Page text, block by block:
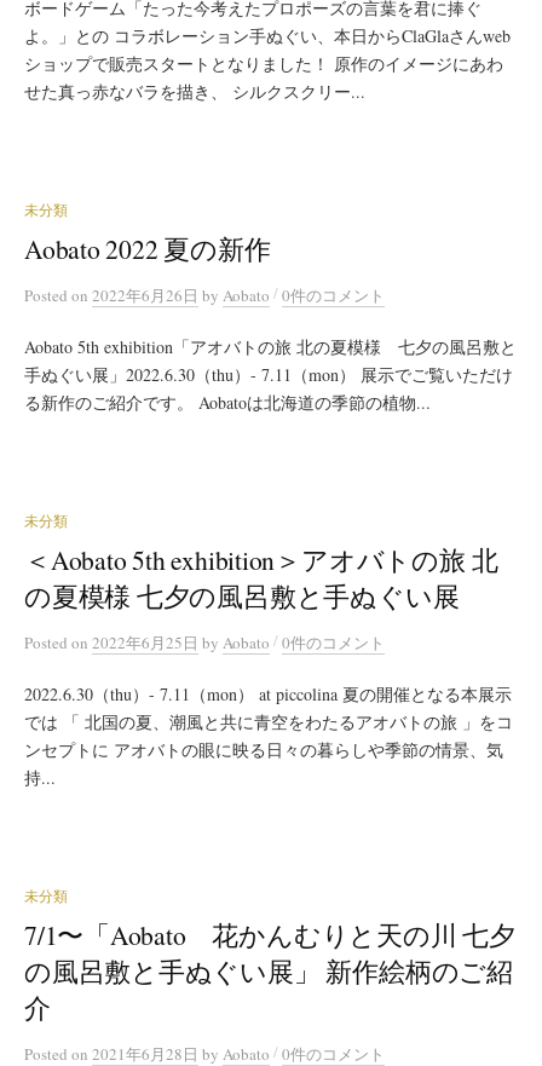
ボードゲーム「たった今考えたプロポーズの言葉を君に捧ぐ
よ。」との コラボレーション手ぬぐい、本日からClaGlaさんweb
ショップで販売スタートとなりました！ 原作のイメージにあわ
せた真っ赤なバラを描き、 シルクスクリー...
未分類
Aobato 2022 夏の新作
Posted on 2022年6月26日 by Aobato /0件のコメント
Aobato 5th exhibition「アオバトの旅 北の夏模様 七夕の風呂敷と
手ぬぐい展」2022.6.30（thu）- 7.11（mon） 展示でご覧いただけ
る新作のご紹介です。 Aobatoは北海道の季節の植物...
未分類
＜Aobato 5th exhibition＞アオバトの旅 北
の夏模様 七夕の風呂敷と手ぬぐい展
Posted on 2022年6月25日 by Aobato /0件のコメント
2022.6.30（thu）- 7.11（mon） at piccolina 夏の開催となる本展示
では 「 北国の夏、潮風と共に青空をわたるアオバトの旅 」をコ
ンセプトに アオバトの眼に映る日々の暮らしや季節の情景、気
持...
未分類
7/1〜「Aobato 花かんむりと天の川 七夕
の風呂敷と手ぬぐい展」 新作絵柄のご紹
介
Posted on 2021年6月28日 by Aobato /0件のコメント